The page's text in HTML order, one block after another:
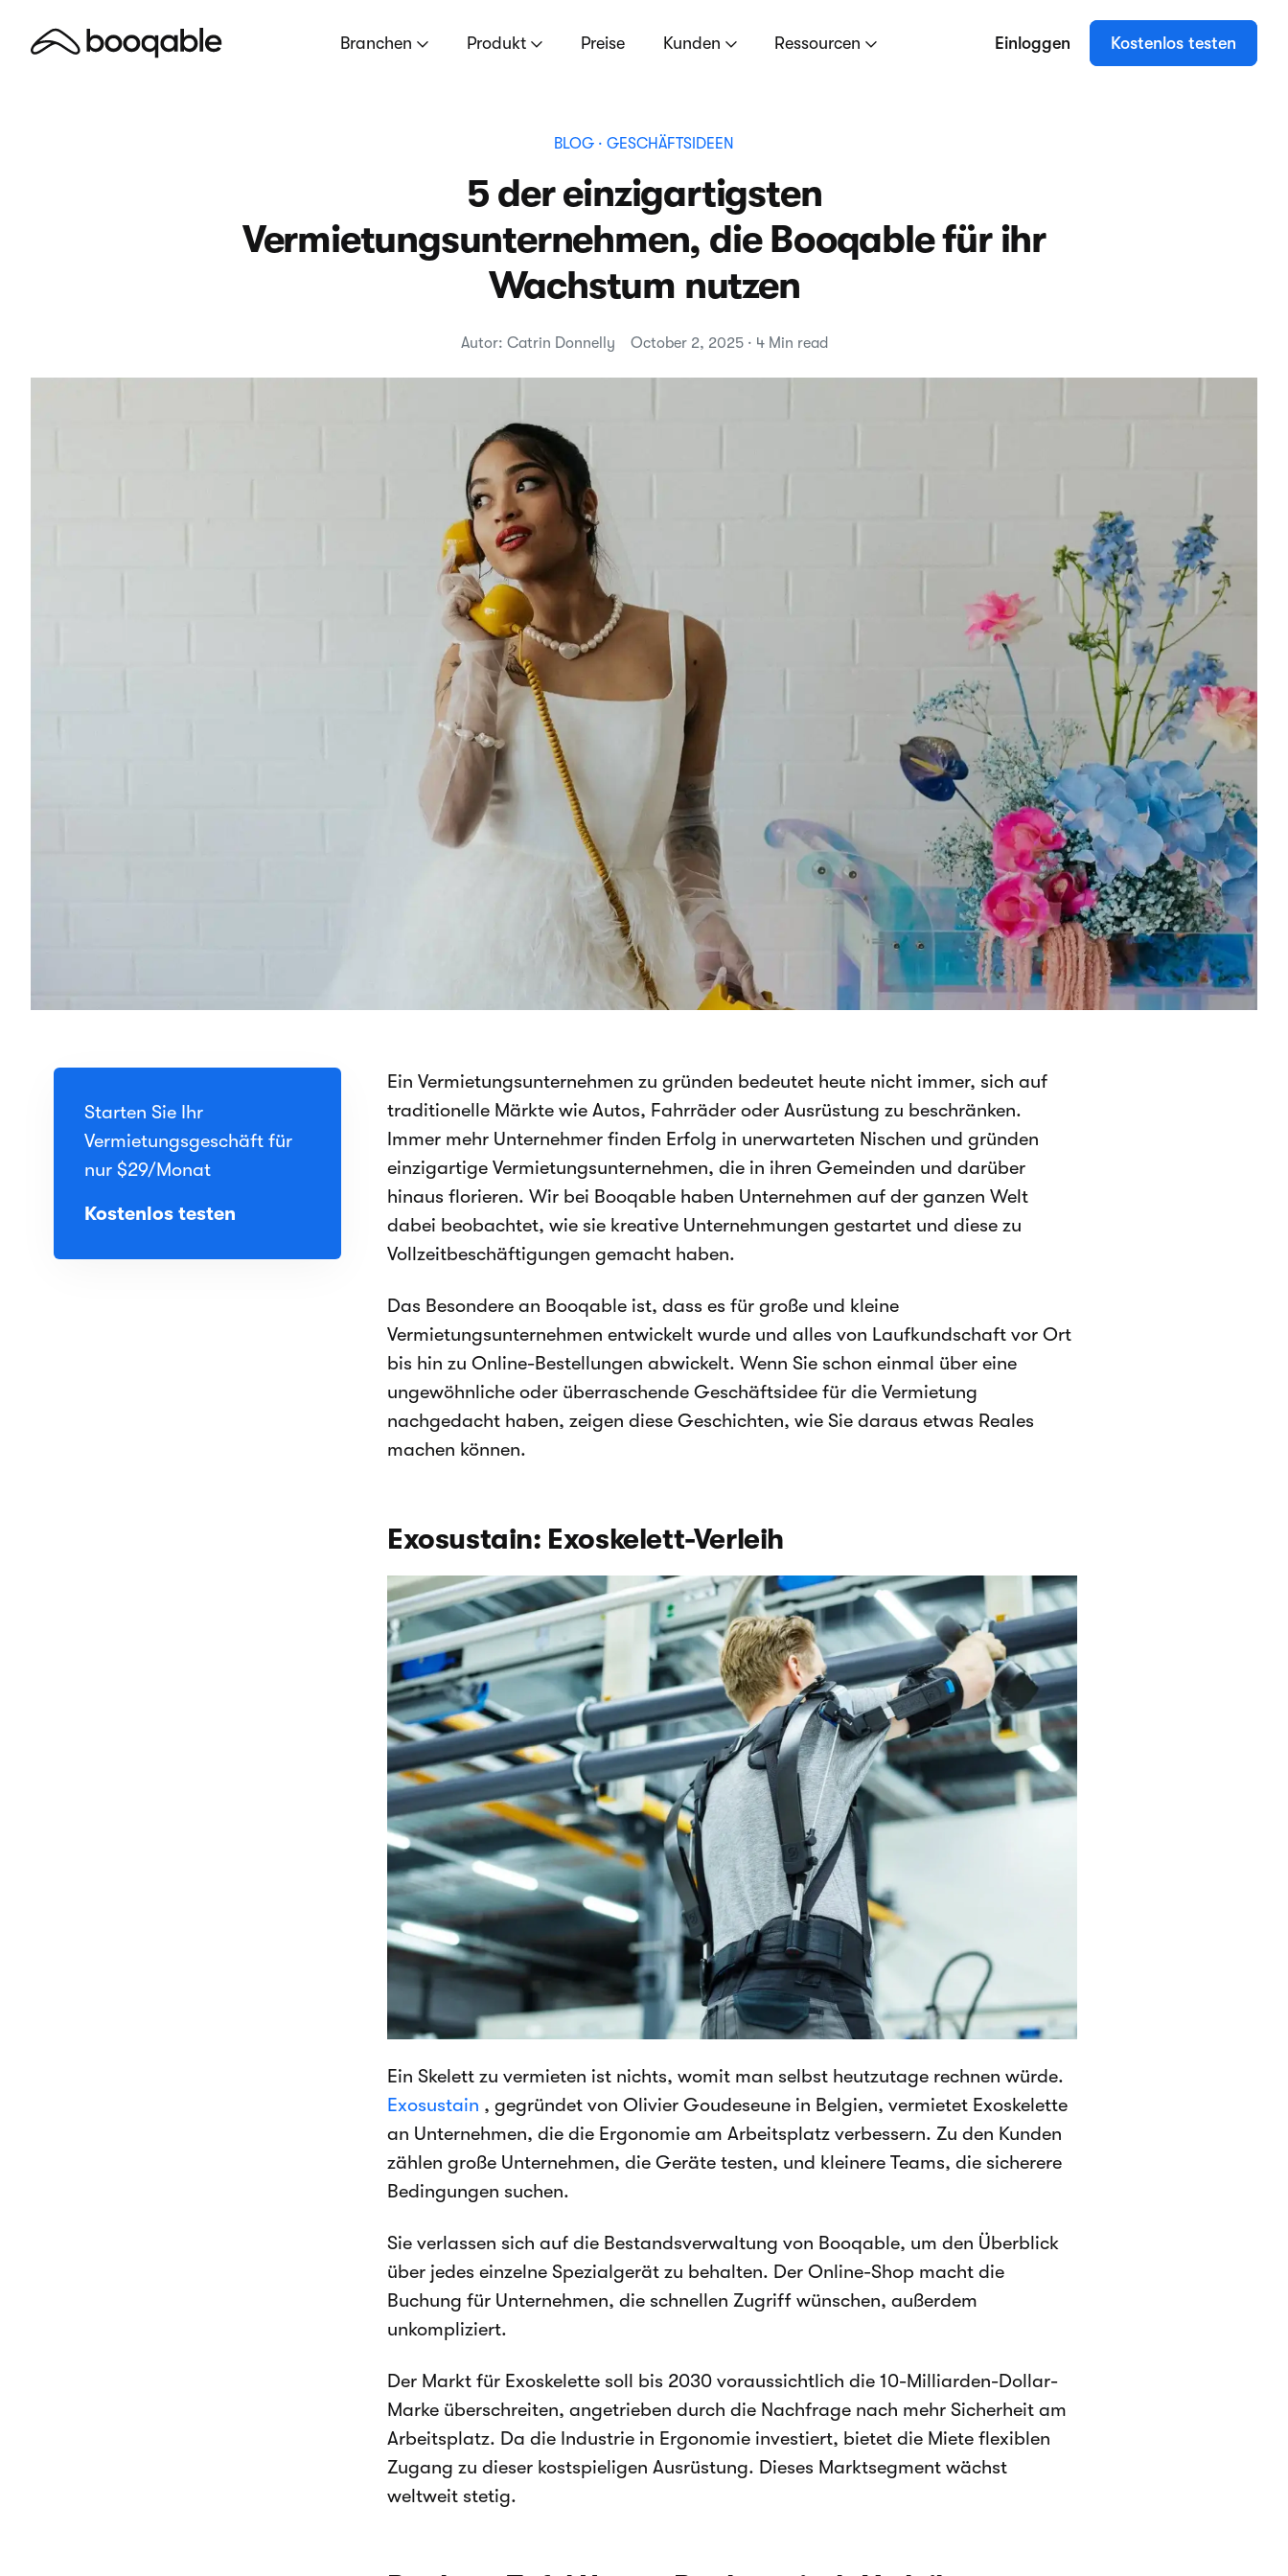
Branchen Produkt Preise Kunden Ressourcen Einloggen Kostenlos testen
BLOG · GESCHÄFTSIDEEN
5 der einzigartigsten
Vermietungsunternehmen, die Booqable für ihr
Wachstum nutzen
Autor: Catrin Donnelly October 2, 2025 · 4 Min read
Starten Sie Ihr
Vermietungsgeschäft für
nur $29/Monat
Kostenlos testen
Ein Vermietungsunternehmen zu gründen bedeutet heute nicht immer, sich auf
traditionelle Märkte wie Autos, Fahrräder oder Ausrüstung zu beschränken.
Immer mehr Unternehmer finden Erfolg in unerwarteten Nischen und gründen
einzigartige Vermietungsunternehmen, die in ihren Gemeinden und darüber
hinaus florieren. Wir bei Booqable haben Unternehmen auf der ganzen Welt
dabei beobachtet, wie sie kreative Unternehmungen gestartet und diese zu
Vollzeitbeschäftigungen gemacht haben.
Das Besondere an Booqable ist, dass es für große und kleine
Vermietungsunternehmen entwickelt wurde und alles von Laufkundschaft vor Ort
bis hin zu Online-Bestellungen abwickelt. Wenn Sie schon einmal über eine
ungewöhnliche oder überraschende Geschäftsidee für die Vermietung
nachgedacht haben, zeigen diese Geschichten, wie Sie daraus etwas Reales
machen können.
Exosustain: Exoskelett-Verleih
Ein Skelett zu vermieten ist nichts, womit man selbst heutzutage rechnen würde.
Exosustain , gegründet von Olivier Goudeseune in Belgien, vermietet Exoskelette
an Unternehmen, die die Ergonomie am Arbeitsplatz verbessern. Zu den Kunden
zählen große Unternehmen, die Geräte testen, und kleinere Teams, die sicherere
Bedingungen suchen.
Sie verlassen sich auf die Bestandsverwaltung von Booqable, um den Überblick
über jedes einzelne Spezialgerät zu behalten. Der Online-Shop macht die
Buchung für Unternehmen, die schnellen Zugriff wünschen, außerdem
unkompliziert.
Der Markt für Exoskelette soll bis 2030 voraussichtlich die 10-Milliarden-Dollar-
Marke überschreiten, angetrieben durch die Nachfrage nach mehr Sicherheit am
Arbeitsplatz. Da die Industrie in Ergonomie investiert, bietet die Miete flexiblen
Zugang zu dieser kostspieligen Ausrüstung. Dieses Marktsegment wächst
weltweit stetig.